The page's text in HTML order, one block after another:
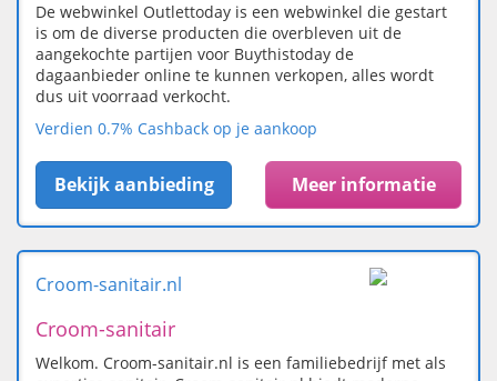
De webwinkel Outlettoday is een webwinkel die gestart
is om de diverse producten die overbleven uit de
aangekochte partijen voor Buythistoday de
dagaanbieder online te kunnen verkopen, alles wordt
dus uit voorraad verkocht.
Verdien 0.7% Cashback op je aankoop
Bekijk aanbieding Meer informatie
Croom-sanitair.nl
Croom-sanitair
Welkom. Croom-sanitair.nl is een familiebedrijf met als